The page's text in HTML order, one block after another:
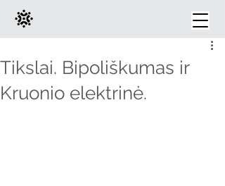
Tikslai. Bipoliškumas ir
Kruonio elektrinė.